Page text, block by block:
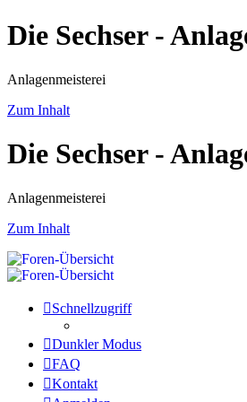
Die Sechser -
Anlagenmeisterei
Zum Inhalt
Die Sechser -
Anlagenmeisterei
Zum Inhalt
Schnellzugriff
Dunkler Modus
FAQ
Kontakt